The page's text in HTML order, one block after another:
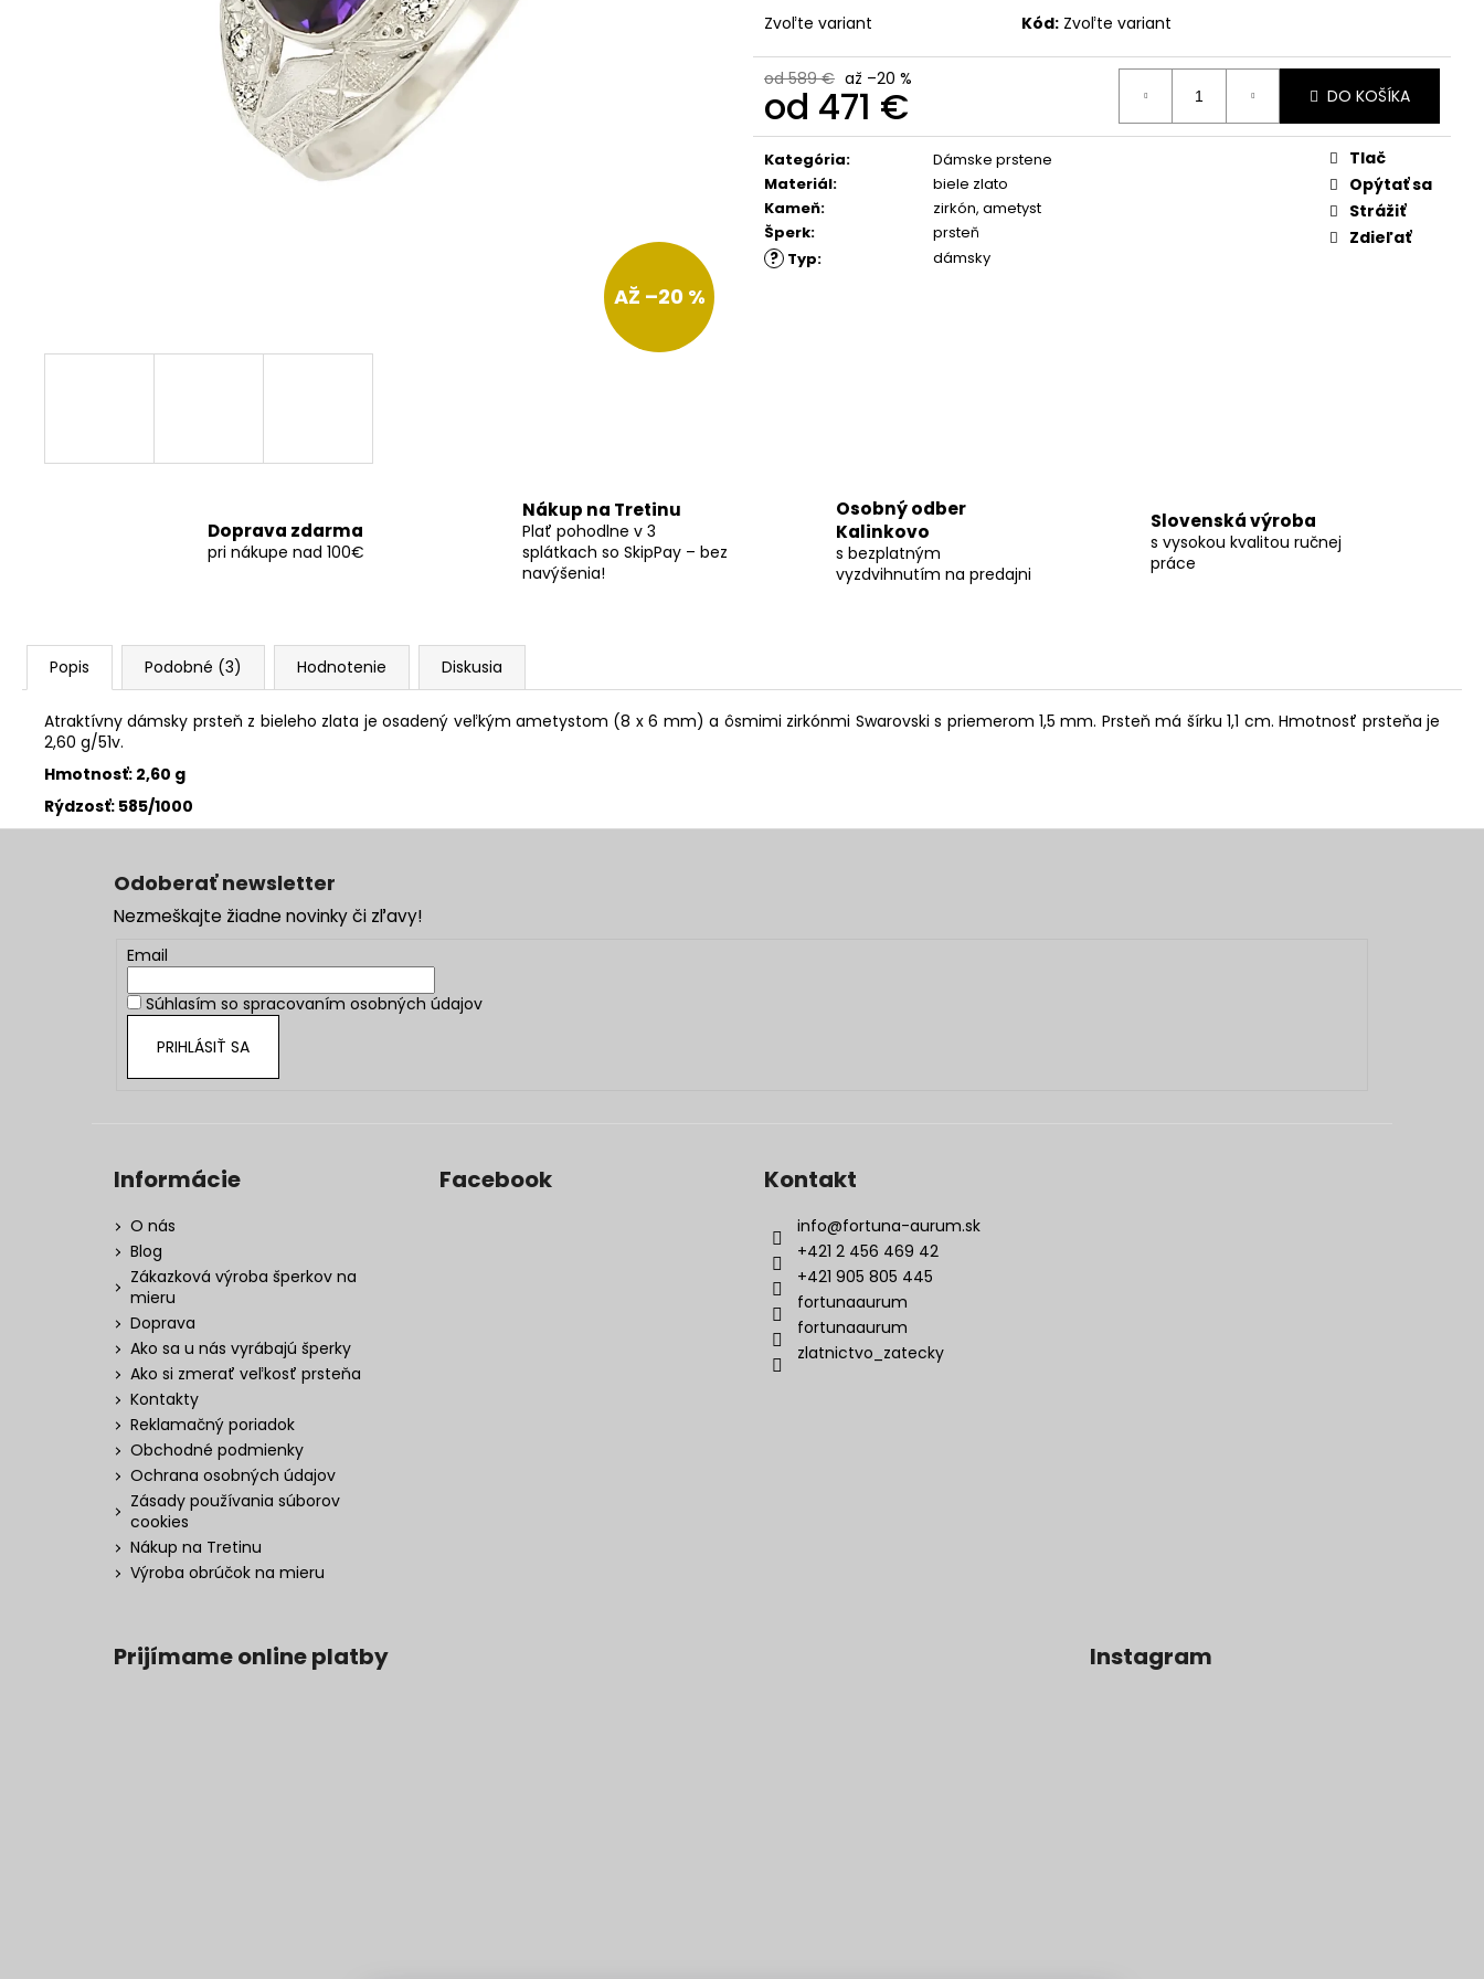
Zvoľte variant Kód: Zvoľte variant
od 589 € až –20 %
od 471 €
Jednotková
cena:
DO KOŠÍKA
Kategória:
Dámske prstene
Materiál:
biele zlato
Kameň: zirkón, ametyst
Šperk: prsteň
? Typ: dámsky
Tlač
Opýtať sa
Strážiť
Zdieľať
AŽ –20 %
Doprava zdarma
pri nákupe nad 100€
Nákup na Tretinu
Plať pohodlne v 3
splátkach so SkipPay – bez
navýšenia!
Osobný odber
Kalinkovo
s bezplatným
vyzdvihnutím na predajni
Slovenská výroba
s vysokou kvalitou ručnej
práce
Popis Podobné (3) Hodnotenie Diskusia
Atraktívny dámsky prsteň z bieleho zlata je osadený veľkým ametystom (8 x 6 mm) a ôsmimi zirkónmi Swarovski s priemerom 1,5 mm. Prsteň má šírku 1,1 cm. Hmotnosť prsteňa je
2,60 g/51v.
Hmotnosť: 2,60 g
Rýdzosť: 585/1000
Odoberať newsletter
Nezmeškajte žiadne novinky či zľavy!
Email
Súhlasím so spracovaním osobných údajov
PRIHLÁSIŤ SA
Informácie
O nás
Blog
Zákazková výroba šperkov na
mieru
Doprava
Ako sa u nás vyrábajú šperky
Ako si zmerať veľkosť prsteňa
Kontakty
Reklamačný poriadok
Obchodné podmienky
Ochrana osobných údajov
Zásady používania súborov
cookies
Nákup na Tretinu
Výroba obrúčok na mieru
Facebook Kontakt
info@fortuna-aurum.sk
+421 2 456 469 42
+421 905 805 445
fortunaaurum
fortunaaurum
zlatnictvo_zatecky
Prijímame online platby Instagram